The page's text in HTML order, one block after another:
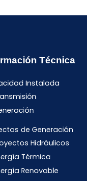
Técnica
Instalada
de Generación
Hidráulicos
Térmica
Renovable